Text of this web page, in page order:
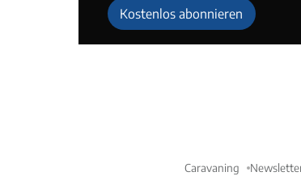
Kostenlos abonnieren
Caravaning